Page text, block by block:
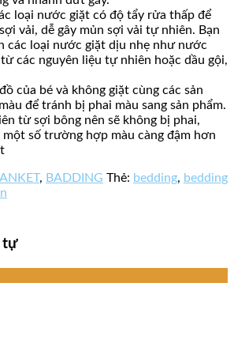
loại nước giặt có độ tẩy rửa thấp để
vải, dễ gây mủn sợi vải tự nhiên. Bạn
các loại nước giặt dịu nhẹ như nước
các nguyên liệu tự nhiên hoặc dầu gội,
của bé và không giặt cùng các sản
để tránh bị phai màu sang sản phẩm.
từ sợi bông nên sẽ không bị phai,
số trường hợp màu càng đậm hơn
, BADDING Thẻ: bedding, bedding
tự